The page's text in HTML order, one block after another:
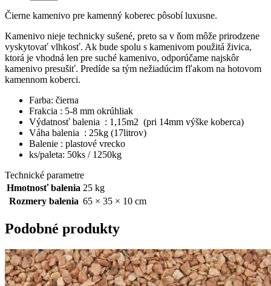
Čierne kamenivo pre kamenný koberec pôsobí luxusne.
Kamenivo nieje technicky sušené, preto sa v ňom môže prirodzene
vyskytovať vlhkosť. Ak bude spolu s kamenivom použitá živica,
ktorá je vhodná len pre suché kamenivo, odporúčame najskôr
kamenivo presušiť. Predíde sa tým nežiadúcim fľakom na hotovom
kamennom koberci.
Farba: čierna
Frakcia : 5-8 mm okrúhliak
Výdatnosť balenia : 1,15m2 (pri 14mm výške koberca)
Váha balenia : 25kg (17litrov)
Balenie : plastové vrecko
ks/paleta: 50ks / 1250kg
Technické parametre
Hmotnosť balenia 25 kg
Rozmery balenia 65 × 35 × 10 cm
Podobné produkty